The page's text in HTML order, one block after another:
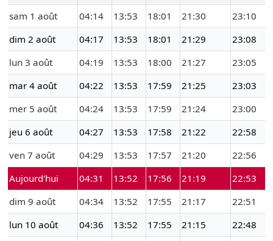
sam 1 août
04:14 13:53 18:01 21:30
23:10
dim 2 août
04:17 13:53 18:01 21:29
23:08
lun 3 août
04:19 13:53 18:00 21:27
23:05
mar 4 août
04:22 13:53 17:59 21:25
23:03
mer 5 août
04:24 13:53 17:59 21:24
23:00
jeu 6 août
04:27 13:53 17:58 21:22
22:58
ven 7 août
04:29 13:53 17:57 21:20
22:56
Aujourd'hui
04:31 13:52 17:56 21:19
22:53
dim 9 août
04:34 13:52 17:55 21:17
22:51
lun 10 août
04:36 13:52 17:55 21:15
22:48